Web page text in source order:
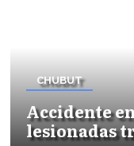
CHUBUT
Accidente
lesionadas